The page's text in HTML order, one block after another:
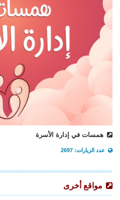
همسات في إدارة الأسرة
عدد الزيارات: 2697
مواقع أخرى